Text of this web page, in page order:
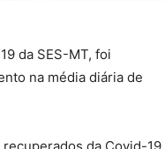
da SES-MT, foi
na média diária de